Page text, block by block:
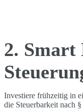
2. Smart
Investiere frühzeitig in
die Steuerbarkeit nach